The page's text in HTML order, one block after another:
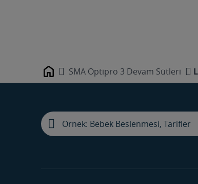
Home SMA Optipro 3 Devam Sütleri